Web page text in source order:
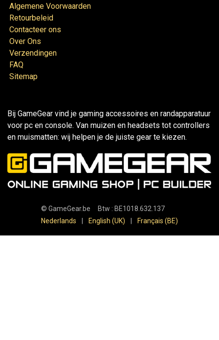
Algemene Voorwaarden
Retourbeleid
Contacteer ons
Over Ons
Verzendingen
FAQ
Sitemap
Bij GameGear vind je gaming accessoires en randapparatuur
voor pc en console. Van muizen en headsets tot controllers
en muismatten: wij helpen je de juiste gear te kiezen.
© GameGear.be Btw : BE1018.632.137
Nederlands
English (UK) Français (BE)